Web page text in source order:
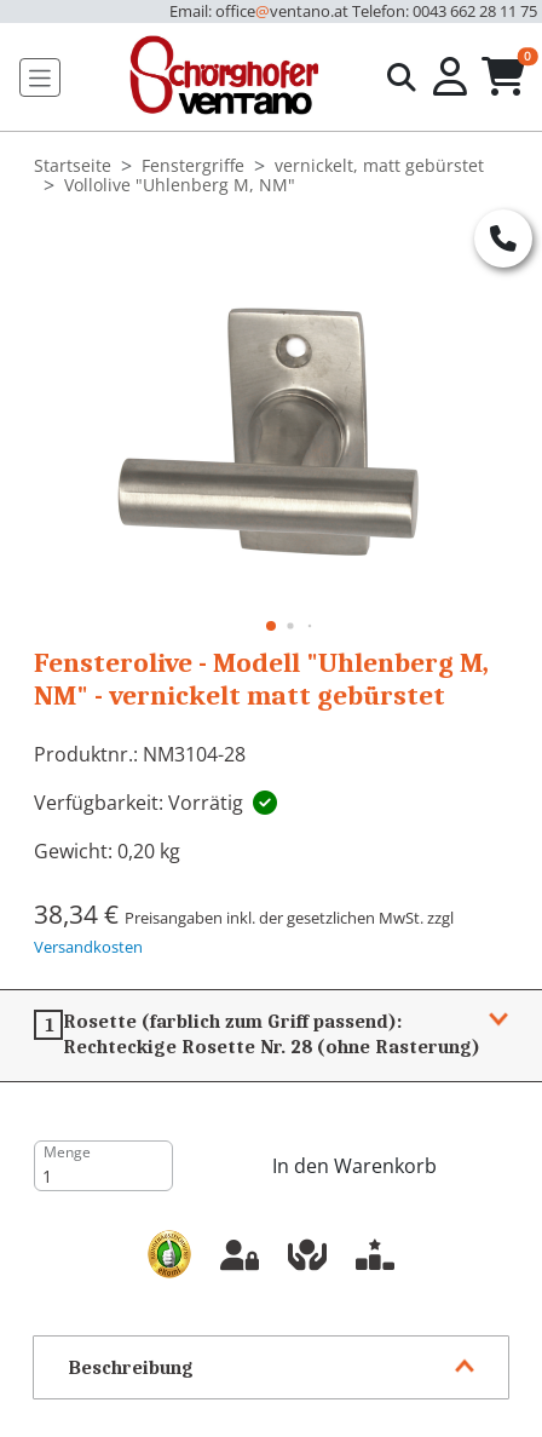
Email: office@ventano.atTelefon: 0043 662 28 11 75
0
Startseite Fenstergriffe
vernickelt, matt gebürstet
Vollolive "Uhlenberg M, NM"
Fensterolive - Modell "Uhlenberg M,
NM" - vernickelt matt gebürstet
Produktnr.: NM3104-28
Verfügbarkeit: Vorrätig
Gewicht: 0,20 kg
38,34 € Preisangaben inkl. der gesetzlichen MwSt. zzgl
Versandkosten
1 Rosette (farblich zum Griff passend):
Rechteckige Rosette Nr. 28 (ohne Rasterung)
Menge
In den Warenkorb
Beschreibung